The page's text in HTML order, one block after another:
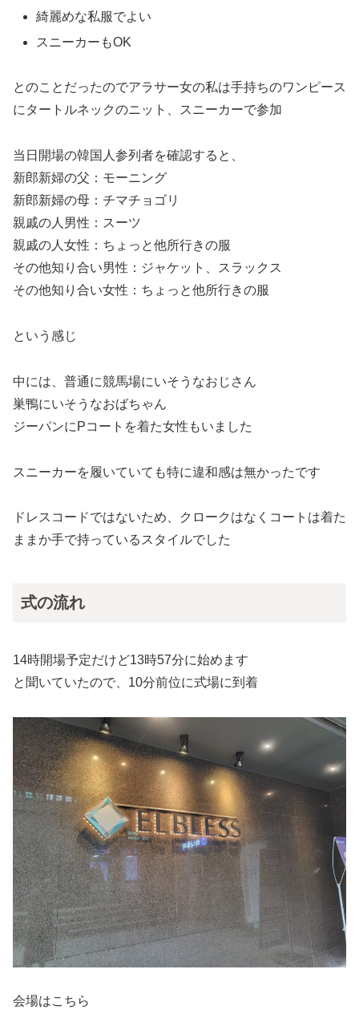
綺麗めな私服でよい
スニーカーもOK
とのことだったのでアラサー女の私は手持ちのワンピース
にタートルネックのニット、スニーカーで参加
当日開場の韓国人参列者を確認すると、
新郎新婦の父：モーニング
新郎新婦の母：チマチョゴリ
親戚の人男性：スーツ
親戚の人女性：ちょっと他所行きの服
その他知り合い男性：ジャケット、スラックス
その他知り合い女性：ちょっと他所行きの服
という感じ
中には、普通に競馬場にいそうなおじさん
巣鴨にいそうなおばちゃん
ジーパンにPコートを着た女性もいました
スニーカーを履いていても特に違和感は無かったです
ドレスコードではないため、クロークはなくコートは着た
ままか手で持っているスタイルでした
式の流れ
14時開場予定だけど13時57分に始めます
と聞いていたので、10分前位に式場に到着
会場はこちら